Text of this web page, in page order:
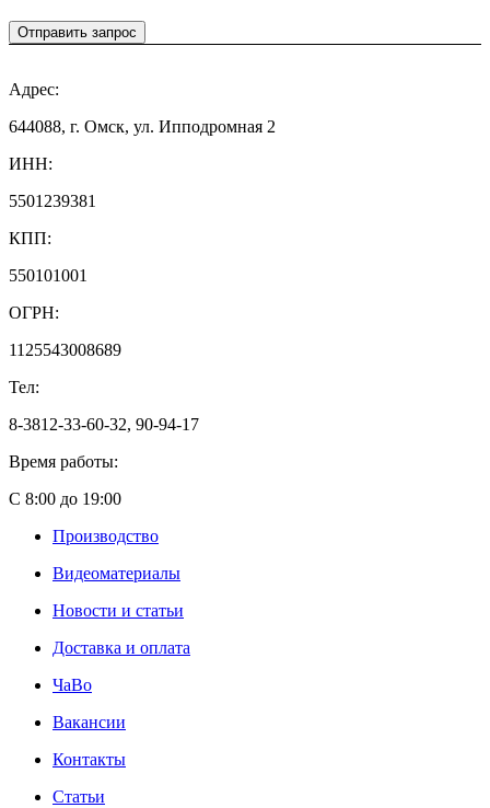
Отправить запрос
Адрес:
644088, г. Омск, ул. Ипподромная 2
ИНН:
5501239381
КПП:
550101001
ОГРН:
1125543008689
Тел:
8-3812-33-60-32, 90-94-17
Время работы:
С 8:00 до 19:00
Производство
Видеоматериалы
Новости и статьи
Доставка и оплата
ЧаВо
Вакансии
Контакты
Статьи